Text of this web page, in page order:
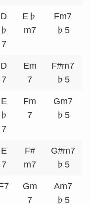
D
♭
7
E♭
m7
Fm7
♭5
D
7
Em
7
F#m7
♭5
E
♭
7
Fm
7
Gm7
♭5
E
7
F#
m7
G#m7
♭5
Gm
7
Am7
♭5